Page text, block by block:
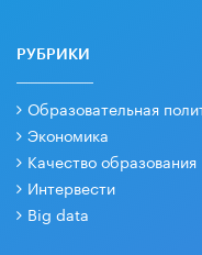
РУБРИКИ
Образовательная
Экономика
Качество образования
Интервести
Big data